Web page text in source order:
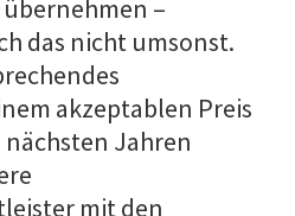
–
das nicht umsonst.
akzeptablen Preis
Jahren
mit den